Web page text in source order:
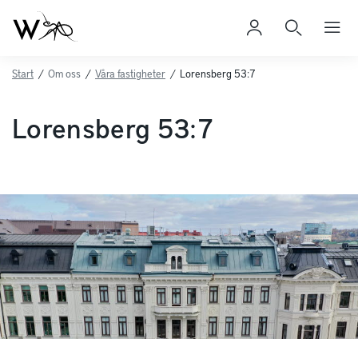
Start / Om oss / Våra fastigheter / Lorensberg 53:7
Lorensberg 53:7